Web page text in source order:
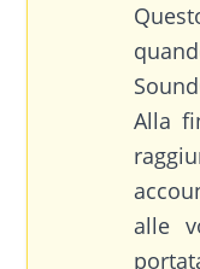
Alla
alle